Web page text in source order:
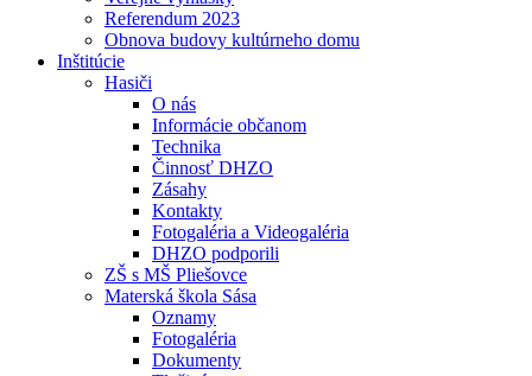
Referendum 2023
Obnova budovy kultúrneho domu
Inštitúcie
Hasiči
O nás
Informácie občanom
Technika
Činnosť DHZO
Zásahy
Kontakty
Fotogaléria a Videogaléria
DHZO podporili
ZŠ s MŠ Pliešovce
Materská škola Sása
Oznamy
Fotogaléria
Dokumenty